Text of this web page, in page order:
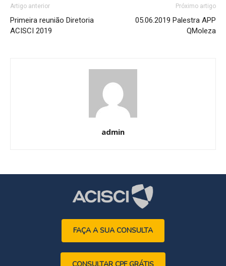
Artigo anterior
Primeira reunião Diretoria
ACISCI 2019
Próximo artigo
05.06.2019 Palestra APP
QMoleza
admin
FAÇA A SUA CONSULTA